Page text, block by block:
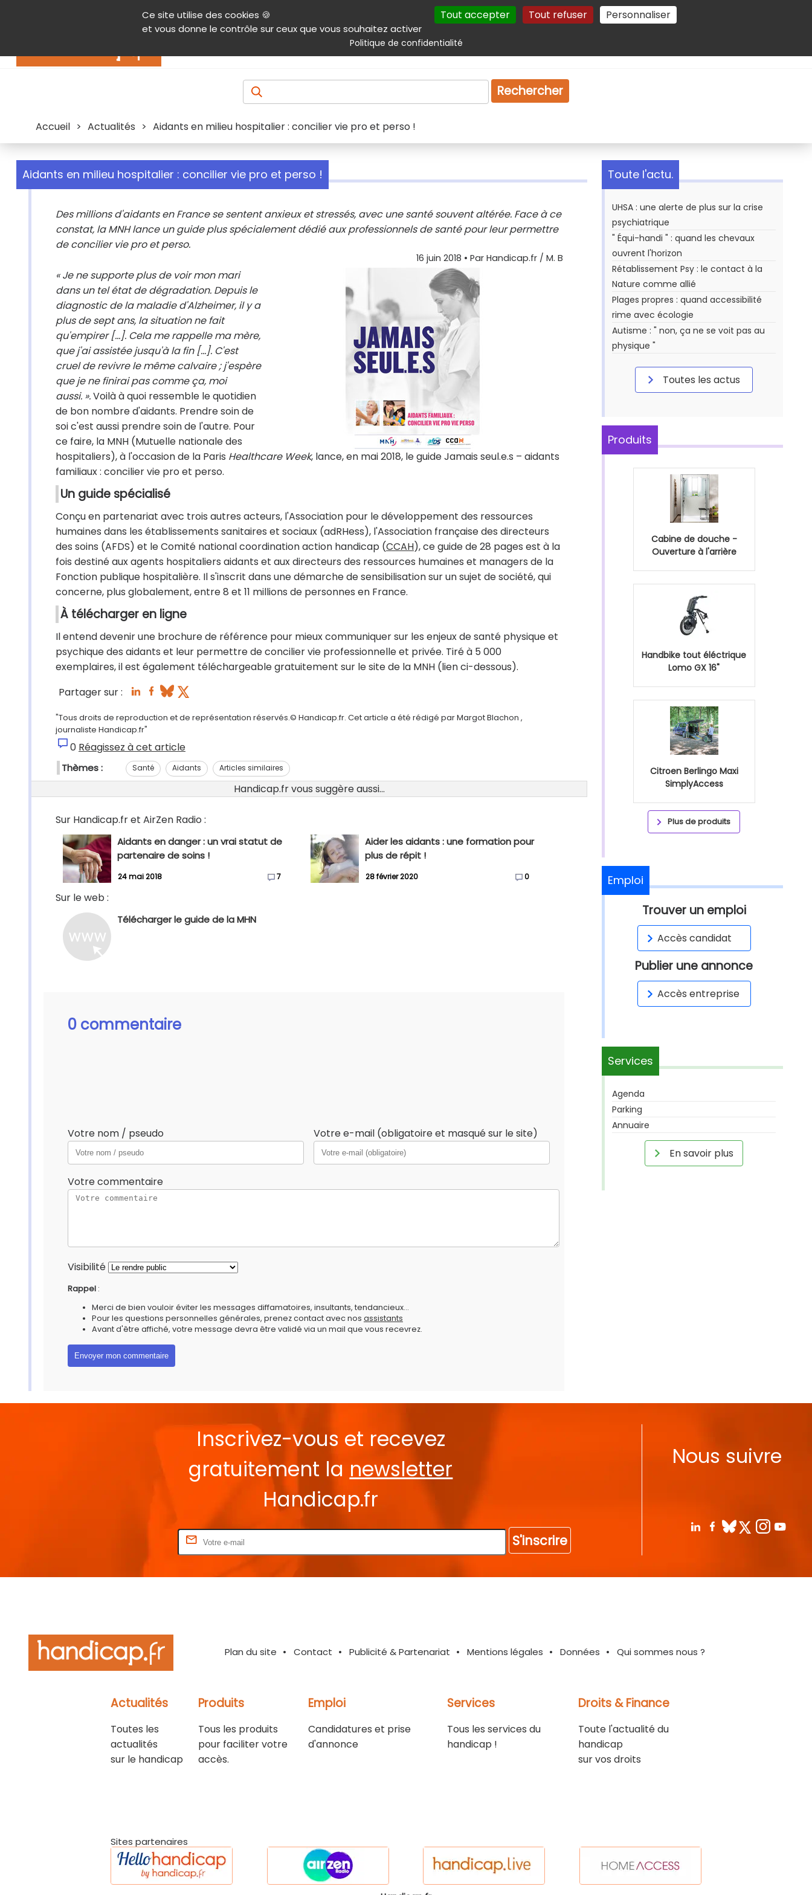
Ce site utilise des cookies 🍪
et vous donne le contrôle sur ceux que vous souhaitez activer
Tout accepter Tout refuser Personnaliser
Politique de confidentialité
Contenu Aide et accessibilité Menu principal Autres services Plan du site Gestion des cookies
Produits & services Emploi Droit
Rechercher
Accueil > Actualités > Aidants en milieu hospitalier : concilier vie pro et perso !
Aidants en milieu hospitalier : concilier vie pro et perso !
Des millions d'aidants en France se sentent anxieux et stressés, avec une santé souvent altérée. Face à ce
constat, la MNH lance un guide plus spécialement dédié aux professionnels de santé pour leur permettre
de concilier vie pro et perso.
16 juin 2018 • Par Handicap.fr / M. B
« Je ne supporte plus de voir mon mari
dans un tel état de dégradation. Depuis le
diagnostic de la maladie d'Alzheimer, il y a
plus de sept ans, la situation ne fait
qu'empirer [...]. Cela me rappelle ma mère,
que j'ai assistée jusqu'à la fin [...]. C'est
cruel de revivre le même calvaire ; j'espère
que je ne finirai pas comme ça, moi
aussi. ».Voilà à quoi ressemble le quotidien
de bon nombre d'aidants. Prendre soin de
soi c'est aussi prendre soin de l'autre. Pour
ce faire, la MNH (Mutuelle nationale des
hospitaliers), à l'occasion de la Paris Healthcare Week, lance, en mai 2018, le guide Jamais seul.e.s – aidants
familiaux : concilier vie pro et perso.
Un guide spécialisé
Conçu en partenariat avec trois autres acteurs, l'Association pour le développement des ressources
humaines dans les établissements sanitaires et sociaux (adRHess), l'Association française des directeurs
des soins (AFDS) et le Comité national coordination action handicap (CCAH), ce guide de 28 pages est à la
fois destiné aux agents hospitaliers aidants et aux directeurs des ressources humaines et managers de la
Fonction publique hospitalière. Il s'inscrit dans une démarche de sensibilisation sur un sujet de société, qui
concerne, plus globalement, entre 8 et 11 millions de personnes en France.
À télécharger en ligne
Il entend devenir une brochure de référence pour mieux communiquer sur les enjeux de santé physique et
psychique des aidants et leur permettre de concilier vie professionnelle et privée. Tiré à 5 000
exemplaires, il est également téléchargeable gratuitement sur le site de la MNH (lien ci-dessous).
Partager sur :
"Tous droits de reproduction et de représentation réservés.© Handicap.fr. Cet article a été rédigé par Margot Blachon ,
journaliste Handicap.fr"
0 Réagissez à cet article
Thèmes : Santé Aidants Articles similaires
Handicap.fr vous suggère aussi...
Sur Handicap.fr et AirZen Radio :
Aidants en danger : un vrai statut de
partenaire de soins !
24 mai 2018 7
Aider les aidants : une formation pour
plus de répit !
28 février 2020 0
Sur le web :
Télécharger le guide de la MHN
0 commentaire
Votre nom / pseudo Votre e-mail (obligatoire et masqué sur le site)
Votre commentaire
Visibilité
Rappel :
Merci de bien vouloir éviter les messages diffamatoires, insultants, tendancieux...
Pour les questions personnelles générales, prenez contact avec nos assistants
Avant d'être affiché, votre message devra être validé via un mail que vous recevrez.
Toute l'actu.
UHSA : une alerte de plus sur la crise
psychiatrique
" Équi-handi " : quand les chevaux
ouvrent l'horizon
Rétablissement Psy : le contact à la
Nature comme allié
Plages propres : quand accessibilité
rime avec écologie
Autisme : " non, ça ne se voit pas au
physique "
Toutes les actus
Produits
Cabine de douche -
Ouverture à l'arrière
Handbike tout éléctrique
Lomo GX 16"
Citroen Berlingo Maxi
SimplyAccess
Plus de produits
Emploi
Trouver un emploi
Accès candidat
Publier une annonce
Accès entreprise
Services
Agenda
Parking
Annuaire
En savoir plus
Inscrivez-vous et recevez
gratuitement la newsletter
Handicap.fr
S'inscrire
Nous suivre
Plan du site Contact Publicité & Partenariat Mentions légales Données Qui sommes nous ?
Actualités
Toutes les
actualités
sur le handicap
Produits
Tous les produits
pour faciliter votre
accès.
Emploi
Candidatures et prise
d'annonce
Services
Tous les services du
handicap !
Droits & Finance
Toute l'actualité du
handicap
sur vos droits
Sites partenaires